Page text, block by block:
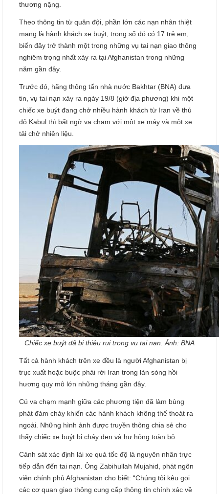
thương nặng.
Theo thông tin từ quân đội, phần lớn các nạn nhân thiệt
mạng là hành khách xe buýt, trong số đó có 17 trẻ em,
biến đây trở thành một trong những vụ tai nạn giao thông
nghiêm trọng nhất xảy ra tại Afghanistan trong những
năm gần đây.
Trước đó, hãng thông tấn nhà nước Bakhtar (BNA) đưa
tin, vụ tai nạn xảy ra ngày 19/8 (giờ địa phương) khi một
chiếc xe buýt đang chở nhiều hành khách từ Iran về thủ
đô Kabul thì bất ngờ va chạm với một xe máy và một xe
tải chở nhiên liệu.
Chiếc xe buýt đã bị thiêu rụi trong vụ tai nạn. Ảnh: BNA
Tất cả hành khách trên xe đều là người Afghanistan bị
trục xuất hoặc buộc phải rời Iran trong làn sóng hồi
hương quy mô lớn những tháng gần đây.
Cú va chạm mạnh giữa các phương tiện đã làm bùng
phát đám cháy khiến các hành khách không thể thoát ra
ngoài. Những hình ảnh được truyền thông chia sẻ cho
thấy chiếc xe buýt bị cháy đen và hư hỏng toàn bộ.
Cảnh sát xác định lái xe quá tốc độ là nguyên nhân trực
tiếp dẫn đến tai nạn. Ông Zabihullah Mujahid, phát ngôn
viên chính phủ Afghanistan cho biết: “Chúng tôi kêu gọi
các cơ quan giao thông cung cấp thông tin chính xác về